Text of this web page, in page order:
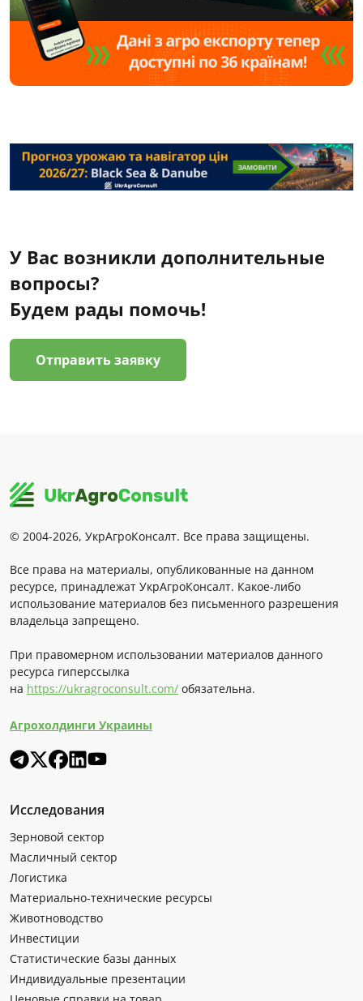
У Вас возникли дополнительные
вопросы?
Будем рады помочь!
Отправить заявку
© 2004-2026, УкрАгроКонсалт. Все права защищены.
Все права на материалы, опубликованные на данном
ресурсе, принадлежат УкрАгроКонсалт. Какое-либо
использование материалов без письменного разрешения
владельца запрещено.
При правомерном использовании материалов данного
ресурса гиперссылка
на https://ukragroconsult.com/ обязательна.
Агрохолдинги Украины
Исследования
Зерновой сектор
Масличный сектор
Логистика
Материально-технические ресурсы
Животноводство
Инвестиции
Статистические базы данных
Индивидуальные презентации